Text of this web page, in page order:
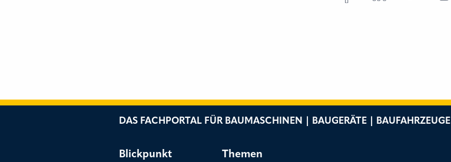
DAS FACHPORTAL FÜR BAUMASCHINEN | BAUGERÄTE | BAUFAHRZEUGE
Blickpunkt Themen